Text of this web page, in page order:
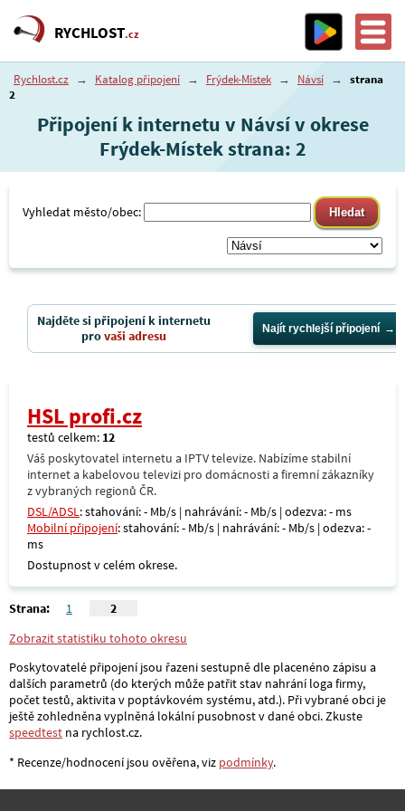
RYCHLOST.cz
Rychlost.cz → Katalog připojení → Frýdek-Místek → Návsí → strana
2
Připojení k internetu v Návsí v okrese
Frýdek-Místek strana: 2
Vyhledat město/obec:
Najděte si připojení k internetu
provaši adresu Najít rychlejší připojení
HSL profi.cz
testů celkem: 12
Váš poskytovatel internetu a IPTV televize. Nabízíme stabilní
internet a kabelovou televizi pro domácnosti a firemní zákazníky
z vybraných regionů ČR.
DSL/ADSL: stahování: - Mb/s | nahrávání: - Mb/s | odezva: - ms
Mobilní připojení: stahování: - Mb/s | nahrávání: - Mb/s | odezva: -
ms
Dostupnost v celém okrese.
Strana: 1
2
Zobrazit statistiku tohoto okresu
Poskytovatelé připojení jsou řazeni sestupně dle placenéno zápisu a
dalších parametrů (do kterých může patřit stav nahrání loga firmy,
počet testů, aktivita v poptávkovém systému, atd.). Při vybrané obci je
ještě zohledněna vyplněná lokální pusobnost v dané obci. Zkuste
speedtest na rychlost.cz.
* Recenze/hodnocení jsou ověřena, viz podmínky.